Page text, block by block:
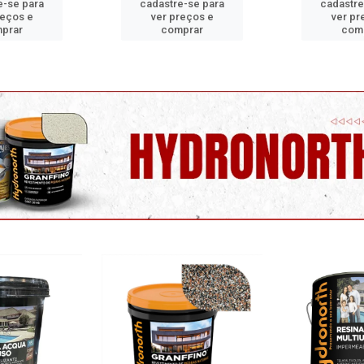
se para
e
cadastre-se para
ver preços e
comprar
ver